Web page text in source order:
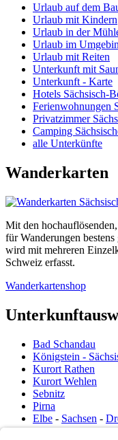
Urlaub auf dem
Urlaub mit Kindern
Urlaub in der
Urlaub im
Urlaub mit Reiten
Unterkunft mit
Unterkunft - Karte
Hotels Sächsisch-
Ferienwohnungen
Privatzimmer
Camping
alle Unterkünfte
Wanderkarten
Mit den
für Wanderungen
wird mit mehreren
Schweiz erfasst.
Wanderkartenshop
Bad Schandau
Königstein -
Kurort Rathen
Kurort Wehlen
Sebnitz
Pirna
Elbe - Sachsen -